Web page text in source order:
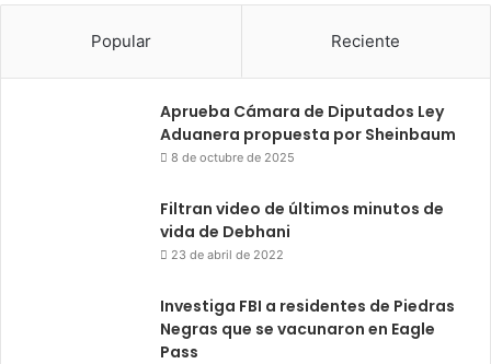
Popular Reciente
Aprueba Cámara de Diputados Ley
Aduanera propuesta por Sheinbaum
8 de octubre de 2025
Filtran video de últimos minutos de
vida de Debhani
23 de abril de 2022
Investiga FBI a residentes de Piedras
Negras que se vacunaron en Eagle
Pass